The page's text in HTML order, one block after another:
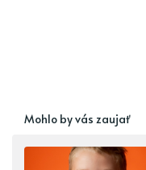
Mohlo by vás zaujať